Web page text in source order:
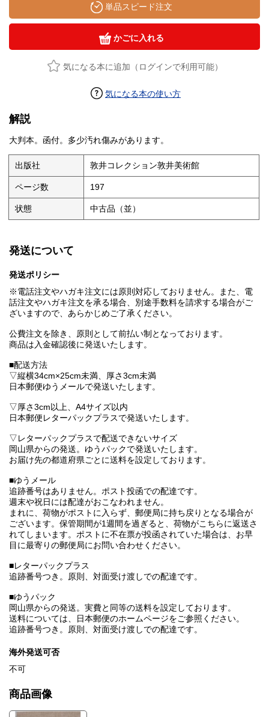
単品スピード注文
かごに入れる
気になる本に追加（ログインで利用可能）
気になる本の使い方
解説
大判本。函付。多少汚れ傷みがあります。
出版社 敦井コレクション敦井美術館
ページ数 197
状態 中古品（並）
発送について
発送ポリシー
※電話注文やハガキ注文には原則対応しておりません。また、電
話注文やハガキ注文を承る場合、別途手数料を請求する場合がご
ざいますので、あらかじめご了承ください。
公費注文を除き、原則として前払い制となっております。
商品は入金確認後に発送いたします。
■配送方法
▽縦横34cm×25cm未満、厚さ3cm未満
日本郵便ゆうメールで発送いたします。
▽厚さ3cm以上、A4サイズ以内
日本郵便レターパックプラスで発送いたします。
▽レターパックプラスで配送できないサイズ
岡山県からの発送。ゆうパックで発送いたします。
お届け先の都道府県ごとに送料を設定しております。
■ゆうメール
追跡番号はありません。ポスト投函での配達です。
週末や祝日には配達がおこなわれません。
まれに、荷物がポストに入らず、郵便局に持ち戻りとなる場合が
ございます。保管期間が1週間を過ぎると、荷物がこちらに返送さ
れてしまいます。ポストに不在票が投函されていた場合は、お早
目に最寄りの郵便局にお問い合わせください。
■レターパックプラス
追跡番号つき。原則、対面受け渡しでの配達です。
■ゆうパック
岡山県からの発送。実費と同等の送料を設定しております。
送料については、日本郵便のホームページをご参照ください。
追跡番号つき。原則、対面受け渡しでの配達です。
海外発送可否
不可
商品画像